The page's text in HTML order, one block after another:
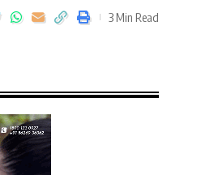
3 Min Read